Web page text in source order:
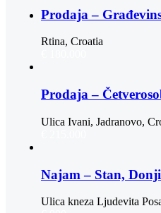
Prodaja –
Rtina, Croatia
Prodaja –
Ulica Ivani, Jadranovo,
Najam – Stan,
Ulica kneza Ljudevita